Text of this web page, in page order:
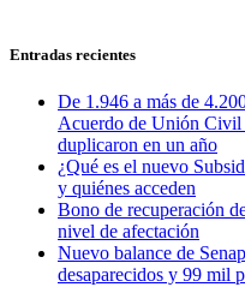
Entradas recientes
De 1.946 a más de
Acuerdo de Unión Civil
duplicaron en un año
¿Qué es el nuevo
y quiénes acceden
Bono de recuperación
nivel de afectación
Nuevo balance de
desaparecidos y 99 mil